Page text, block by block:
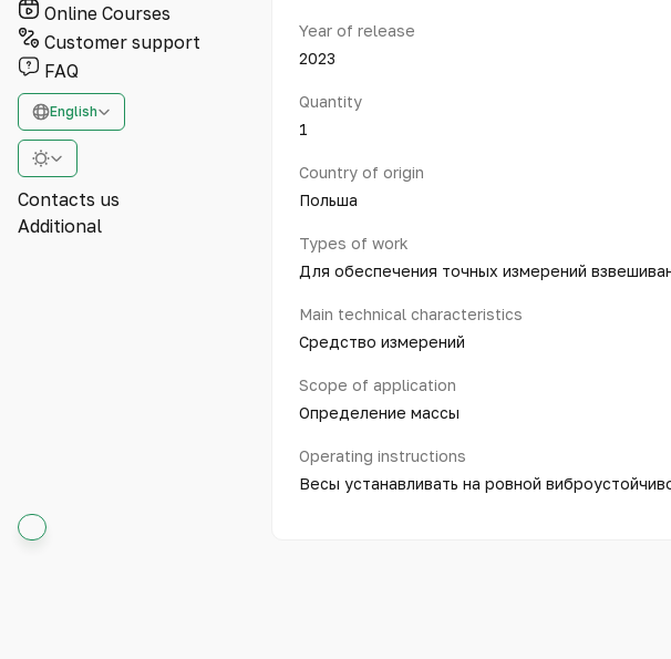
Online Courses
Customer support
FAQ
English
Contacts us
Additional
Year of release
2023
Quantity
1
Country of origin
Польша
Types of work
Для обеспечения точных измерений
Main technical characteristics
Средство измерений
Scope of application
Определение массы
Operating instructions
Весы устанавливать на ровной